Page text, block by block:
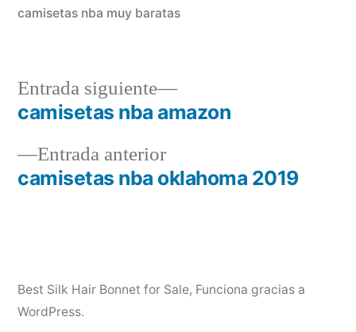
camisetas nba muy baratas
Navegación
deEntrada anteriorEntrada
anterior:
camisetas nba oklahoma 2019
Entrada siguiente
Entrada
siguiente:
camisetas nba amazon
Best Silk Hair Bonnet for Sale, Funciona gracias a
WordPress.